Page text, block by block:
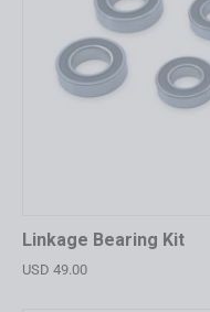
Linkage Bearing Kit
USD 49.00